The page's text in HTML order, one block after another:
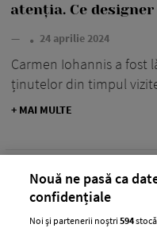
atenția. Ce
— 24 aprilie 2024
Carmen Iohannis a fost
ținutelor din timpul
+ MAI MULTE
Nouă ne pasă ca
confidențiale
Noi și partenerii noștri594